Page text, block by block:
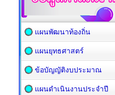
แผนพัฒนาท้องถิ่น
แผนยุทธศาสตร์
ข้อบัญญัติงบประมาณ
แผนดำเนินงานประจำปี